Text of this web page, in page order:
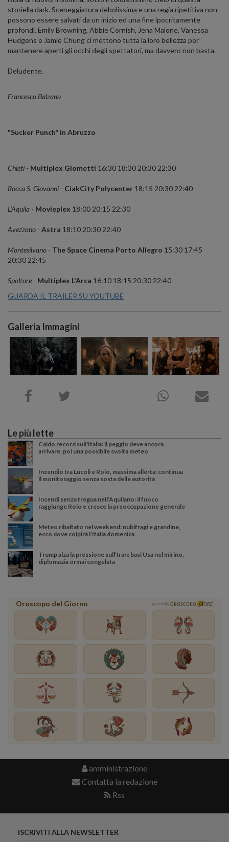
storiella dark. Sceneggiatura debolissima e una regia ripetitiva non
possono essere salvati da un inizio ed una fine ipocritamente
profondi. Emily Browning, Abbie Cornish, Jena Malone, Vanessa
Hudgens e Jamie Chung ci mettono tutta la loro bellezza per
mantenere aperti gli occhi degli spettatori, ma davvero non basta.
Deludente.
Francesco Balzano
"Sucker Punch" in Abruzzo
Chieti - Multiplex Giometti 16:30 18:30 20:30 22:30
Rocca S. Giovanni - CiakCity Polycenter 18:15 20:30 22:40
L'Aquila - Movieplex 18:00 20:15 22:30
Avezzano - Astra 18:10 20:30 22:40
Montesilvano - The Space Cinema Porto Allegro 15:30 17:45
20:30 22:45
Spoltore - Multiplex L'Arca 16:10 18:15 20:30 22:40
GUARDA IL TRAILER SU YOUTUBE
Galleria Immagini
Le più lette
Caldo record sull'Italia: il peggio deve ancora
arrivare, poi una possibile svolta meteo
Incendio tra Lucoli e Roio, massima allerta: continua
il monitoraggio senza sosta delle autorità
Incendi senza tregua nell’Aquilano: il fuoco
raggiunge Roio e cresce la preoccupazione generale
Meteo ribaltato nel weekend: nubifragi e grandine,
ecco dove colpirà l’Italia domenica
Trump alza la pressione sull’Iran: basi Usa nel mirino,
diplomazia ormai congelata
Oroscopo del Giorno powered by OROSCOPO ORE
amministrazione
Contatta la redazione
Rss
ISCRIVITI ALLA NEWSLETTER